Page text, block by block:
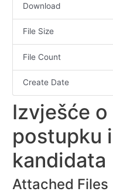
Download
File Size
File Count
Create Date
Izvješće
postupku
kandidata
Attached Files